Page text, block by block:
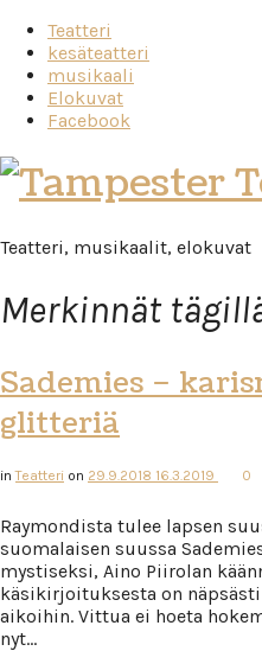
Teatteri
kesäteatteri
musikaali
Elokuvat
Facebook
Tampester
Teatro
Teatteri, musikaalit, elokuvat
Merkinnät
Sademies –
glitteriä
inTeatteri on 29.9.2018 16.3.2019 0
Raymondista tulee lapsen
suomalaisen suussa
mystiseksi, Aino Piirolan
käsikirjoituksesta on
aikoihin. Vittua ei hoeta
nyt…